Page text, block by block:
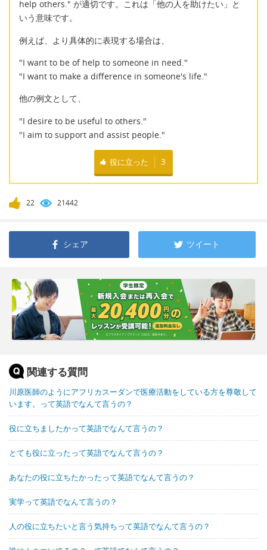
help others." が適切です。これは「他の人を助けたい」と
いう意味です。
例えば、より具体的に表現する場合は、
"I want to be of help to someone in need."
"I want to make a difference in someone's life."
他の例文として、
"I desire to be useful to others."
"I aim to support and assist people."
役に立った 3
22 21442
シェア ツイート
関連する質問
川原医師のようにアフリカスーダンで医療活動をしている方を尊敬して
います。って英語でなんて言うの？
役に立ちましたかって英語でなんて言うの？
とても役に立ったって英語でなんて言うの？
あなたの役に立ちたかったって英語でなんて言うの？
実学って英語でなんて言うの？
人の役に立ちたいと言う気持ちって英語でなんて言うの？